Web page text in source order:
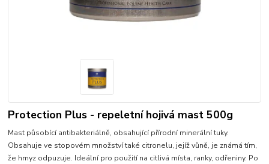
Protection Plus - repeletní hojivá mast 500g
Mast působící antibakteriálně, obsahující přírodní minerální tuky.
Obsahuje ve stopovém množství také citronelu, jejíž vůně, je známá tím,
že hmyz odpuzuje. Ideální pro použití na citlivá místa, ranky, odřeniny. Po